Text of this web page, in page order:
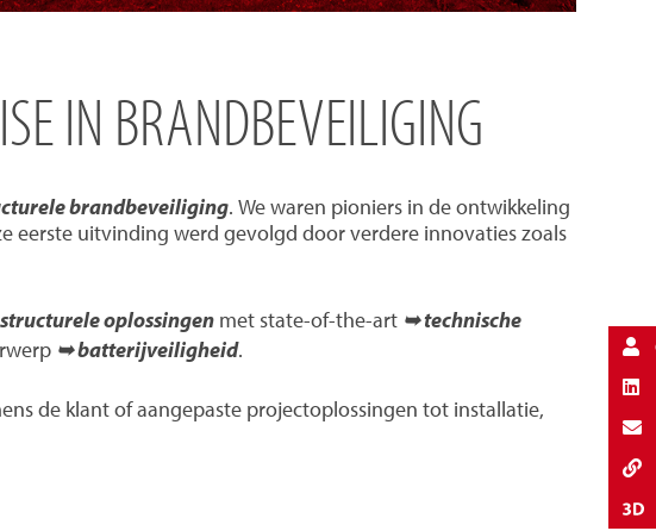
IN BRANDBEVEILIGING
brandbeveiliging. We waren pioniers in de ontwikkeling
eerste uitvinding werd gevolgd door verdere innovaties zoals
oplossingen met state-of-the-art ➥ technische
➥ batterijveiligheid.
de klant of aangepaste projectoplossingen tot installatie,